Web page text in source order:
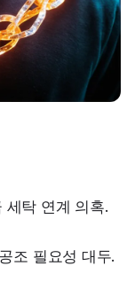
탁 연계 의혹.
조 필요성 대두.